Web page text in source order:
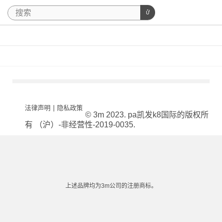
法律声明 | 隐私政策
© 3m 2023. pa凯发k8国际的版权所
有 （沪）-非经营性-2019-0035.
上述品牌均为3m公司的注册商标。